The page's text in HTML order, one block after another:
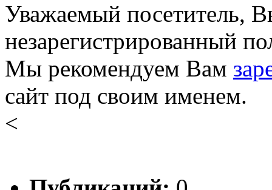
Уважаемый посетитель,
незарегистрированный
Мы рекомендуем Вам
сайт под своим именем.
<